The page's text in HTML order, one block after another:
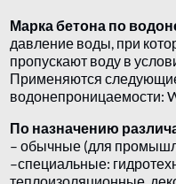
Марка бетона по
давление воды, при
пропускают воду в
Применяются
водонепроницаемости:
По назначению
– обычные (для
–специальные: